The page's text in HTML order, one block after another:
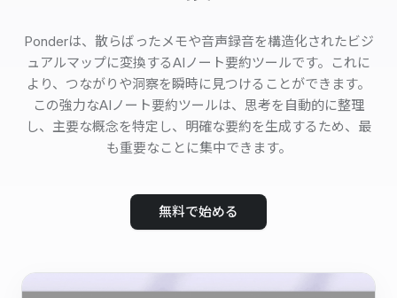
Ponderは、散らばったメモや音声録音を構造化されたビジ
ュアルマップに変換するAIノート要約ツールです。これに
より、つながりや洞察を瞬時に見つけることができます。
この強力なAIノート要約ツールは、思考を自動的に整理
し、主要な概念を特定し、明確な要約を生成するため、最
も重要なことに集中できます。
無料で始める